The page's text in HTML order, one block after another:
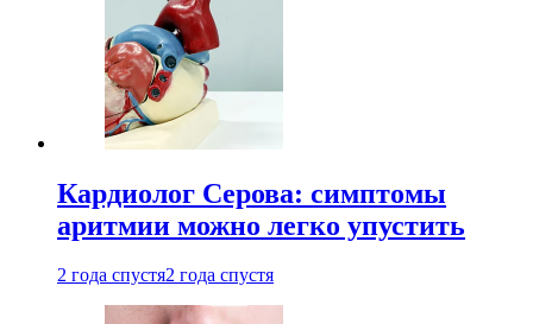
Кардиолог Серова: симптомы
аритмии можно легко упустить
2 года спустя2 года спустя